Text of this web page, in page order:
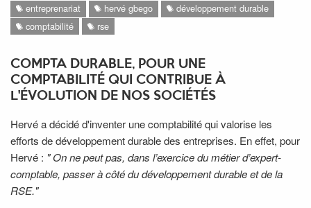
entreprenariat hervé gbego
développement durable
comptabilité
rse
COMPTA DURABLE, POUR UNE
COMPTABILITÉ QUI CONTRIBUE À
L'ÉVOLUTION DE NOS SOCIÉTÉS
Hervé a décidé d'inventer une comptabilité qui valorise les
efforts de développement durable des entreprises. En effet, pour
Hervé : " On ne peut pas, dans l’exercice du métier d’expert-
comptable, passer à côté du développement durable et de la
RSE."